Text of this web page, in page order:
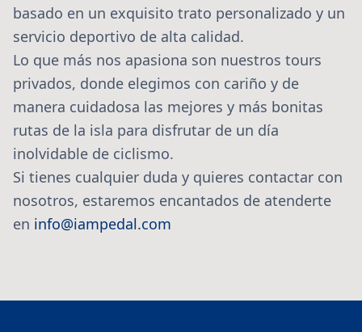
basado en un exquisito trato personalizado y un
servicio deportivo de alta calidad.
Lo que más nos apasiona son nuestros tours
privados, donde elegimos con cariño y de
manera cuidadosa las mejores y más bonitas
rutas de la isla para disfrutar de un día
inolvidable de ciclismo.
Si tienes cualquier duda y quieres contactar con
nosotros, estaremos encantados de atenderte
en info@iampedal.com